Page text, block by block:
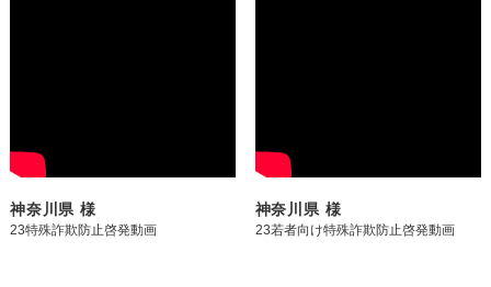
神奈川県 様
23特殊詐欺防止啓発動画
神奈川県 様
23若者向け特殊詐欺防止啓発動画